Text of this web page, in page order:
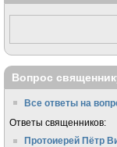
Вопрос
Все ответы на
Ответы священников:
Протоиерей Пётр